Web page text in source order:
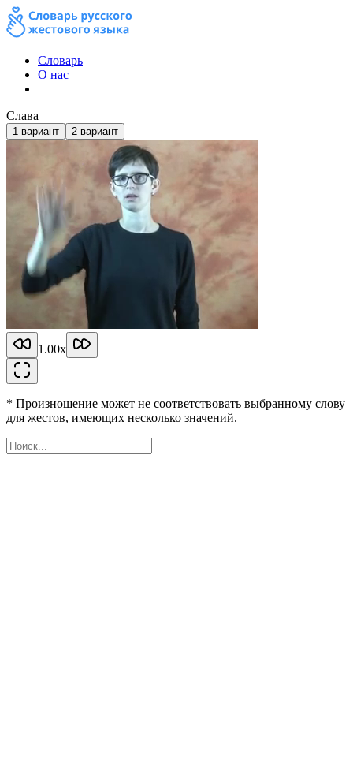
Словарь
О нас
Слава
1 вариант 2 вариант
1.00x
* Произношение может не соответствовать выбранному слову
для жестов, имеющих несколько значений.